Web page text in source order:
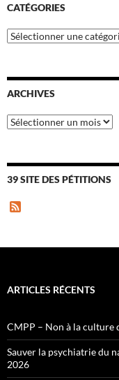
CATÉGORIES
Catégories
ARCHIVES
Archives
39 SITE DES PÉTITIONS
ARTICLES RÉCENTS
CMPP – Non à la culture
Sauver la psychiatrie du
2026